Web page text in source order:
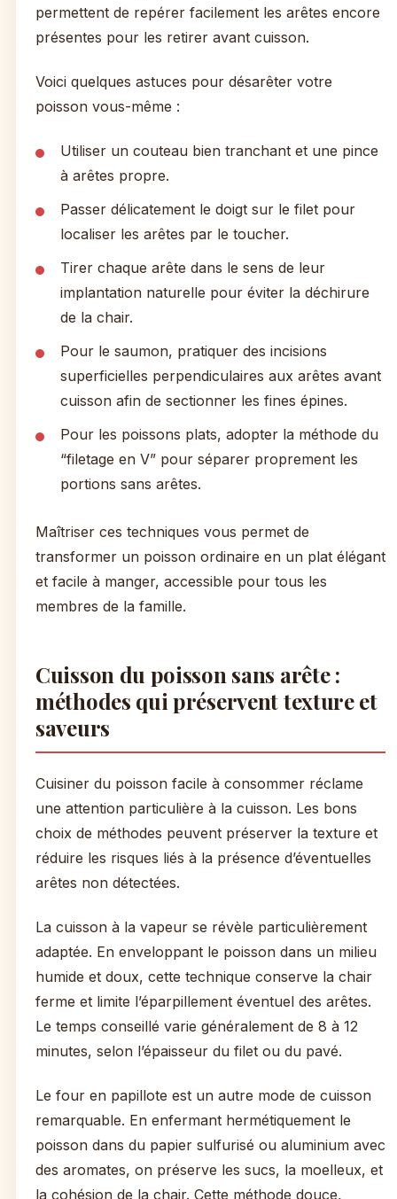
permettent de repérer facilement les arêtes encore
présentes pour les retirer avant cuisson.
Voici quelques astuces pour désarêter votre
poisson vous-même :
Utiliser un couteau bien tranchant et une pince
à arêtes propre.
Passer délicatement le doigt sur le filet pour
localiser les arêtes par le toucher.
Tirer chaque arête dans le sens de leur
implantation naturelle pour éviter la déchirure
de la chair.
Pour le saumon, pratiquer des incisions
superficielles perpendiculaires aux arêtes avant
cuisson afin de sectionner les fines épines.
Pour les poissons plats, adopter la méthode du
“filetage en V” pour séparer proprement les
portions sans arêtes.
Maîtriser ces techniques vous permet de
transformer un poisson ordinaire en un plat élégant
et facile à manger, accessible pour tous les
membres de la famille.
Cuisson du poisson sans arête :
méthodes qui préservent texture et
saveurs
Cuisiner du poisson facile à consommer réclame
une attention particulière à la cuisson. Les bons
choix de méthodes peuvent préserver la texture et
réduire les risques liés à la présence d’éventuelles
arêtes non détectées.
La cuisson à la vapeur se révèle particulièrement
adaptée. En enveloppant le poisson dans un milieu
humide et doux, cette technique conserve la chair
ferme et limite l’éparpillement éventuel des arêtes.
Le temps conseillé varie généralement de 8 à 12
minutes, selon l’épaisseur du filet ou du pavé.
Le four en papillote est un autre mode de cuisson
remarquable. En enfermant hermétiquement le
poisson dans du papier sulfurisé ou aluminium avec
des aromates, on préserve les sucs, la moelleux, et
la cohésion de la chair. Cette méthode douce,